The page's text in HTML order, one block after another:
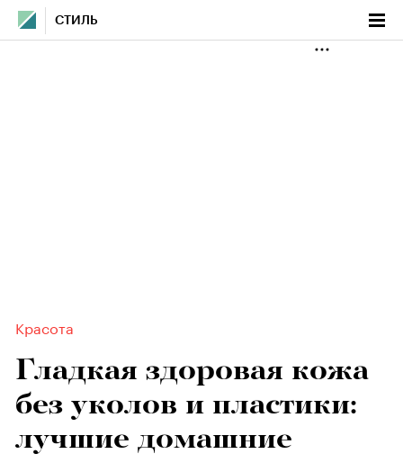
СТИЛЬ
Красота
Гладкая здоровая кожа
без уколов и пластики:
лучшие домашние